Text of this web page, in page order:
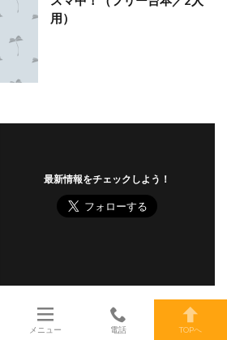
用）
最新情報をチェックしよう！
メニュー 電話 TOPへ